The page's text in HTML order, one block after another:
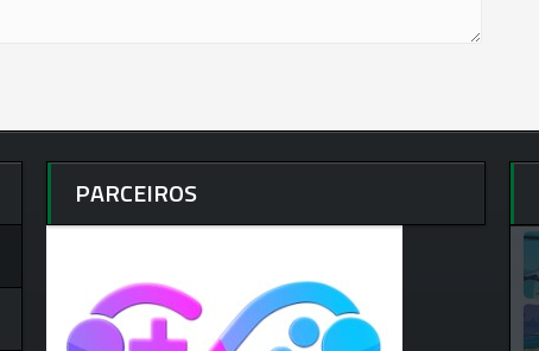
PARCEIROS